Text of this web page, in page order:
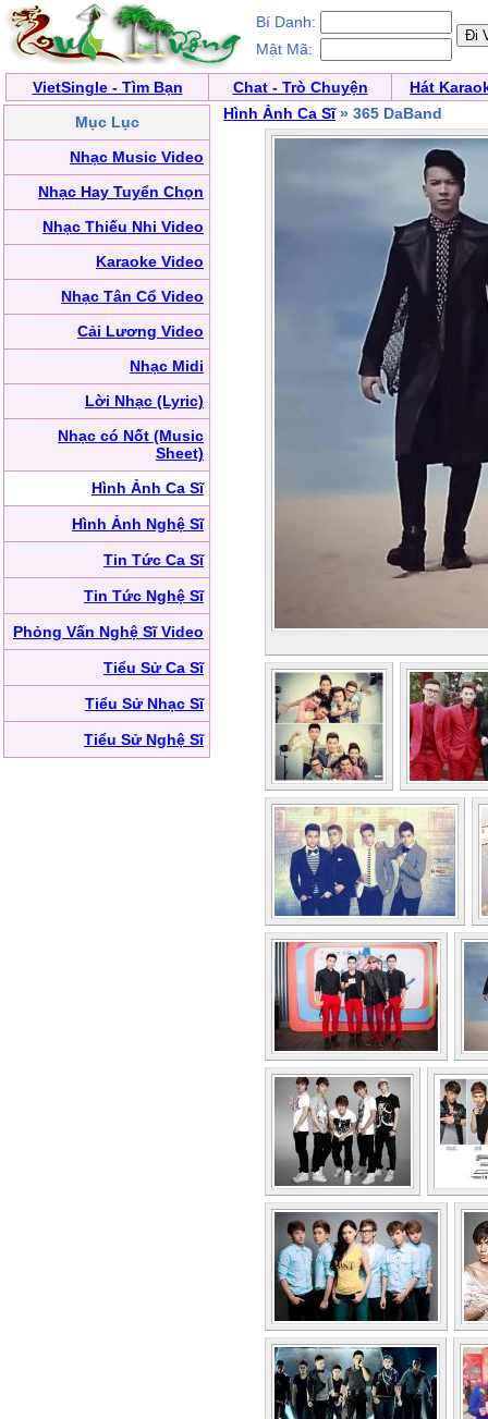
Bí Danh:
Mật Mã:
VietSingle - Tìm Bạn Chat - Trò Chuyện
Hát
Mục Lục
Nhạc Music Video
Nhạc Hay Tuyển Chọn
Nhạc Thiếu Nhi Video
Karaoke Video
Nhạc Tân Cổ Video
Cải Lương Video
Nhạc Midi
Lời Nhạc (Lyric)
Nhạc có Nốt (Music
Sheet)
Hình Ảnh Ca Sĩ
Hình Ảnh Nghệ Sĩ
Tin Tức Ca Sĩ
Tin Tức Nghệ Sĩ
Phỏng Vấn Nghệ Sĩ Video
Tiểu Sử Ca Sĩ
Tiểu Sử Nhạc Sĩ
Tiểu Sử Nghệ Sĩ
Hình Ảnh Ca Sĩ» 365 DaBand